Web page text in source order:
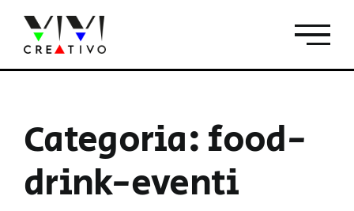
contenuto
Categoria: food-
drink-eventi